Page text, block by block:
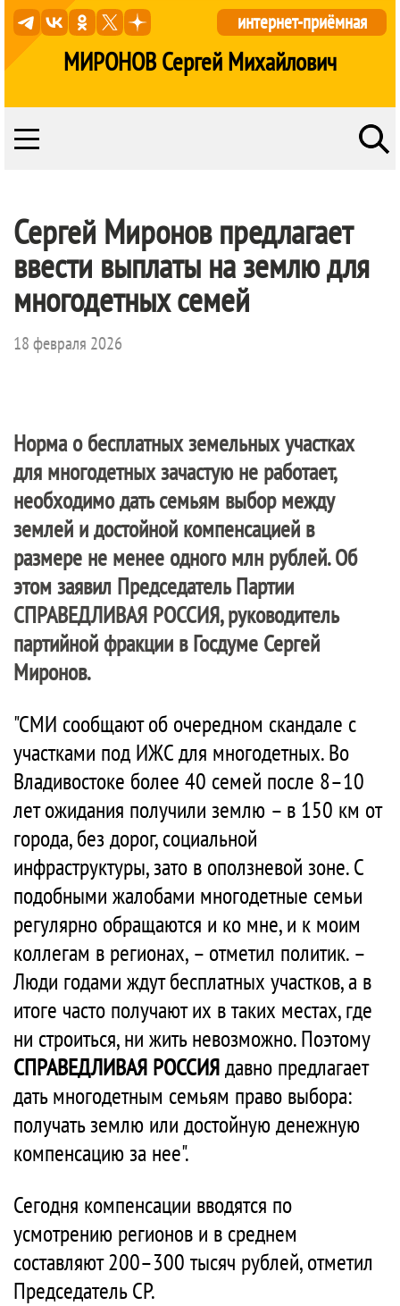
МИРОНОВ Сергей Михайлович
интернет-приёмная
Сергей Миронов предлагает
ввести выплаты на землю для
многодетных семей
18 февраля 2026
Норма о бесплатных земельных участках
для многодетных зачастую не работает,
необходимо дать семьям выбор между
землей и достойной компенсацией в
размере не менее одного млн рублей. Об
этом заявил Председатель Партии
СПРАВЕДЛИВАЯ РОССИЯ, руководитель
партийной фракции в Госдуме Сергей
Миронов.
"СМИ сообщают об очередном скандале с
участками под ИЖС для многодетных. Во
Владивостоке более 40 семей после 8–10
лет ожидания получили землю – в 150 км от
города, без дорог, социальной
инфраструктуры, зато в оползневой зоне. С
подобными жалобами многодетные семьи
регулярно обращаются и ко мне, и к моим
коллегам в регионах, – отметил политик. –
Люди годами ждут бесплатных участков, а в
итоге часто получают их в таких местах, где
ни строиться, ни жить невозможно. Поэтому
СПРАВЕДЛИВАЯ РОССИЯдавно предлагает
дать многодетным семьям право выбора:
получать землю или достойную денежную
компенсацию за нее".
Сегодня компенсации вводятся по
усмотрению регионов и в среднем
составляют 200–300 тысяч рублей, отметил
Председатель СР.